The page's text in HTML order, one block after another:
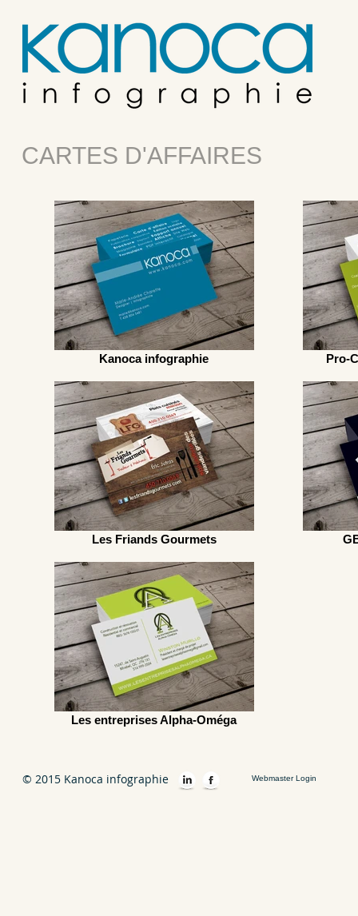
CARTES D'AFFAIRES
Kanoca infographie Pro-
Les Friands Gourmets
Les entreprises Alpha-Oméga
© 2015 Kanoca infographie Webmaster Login